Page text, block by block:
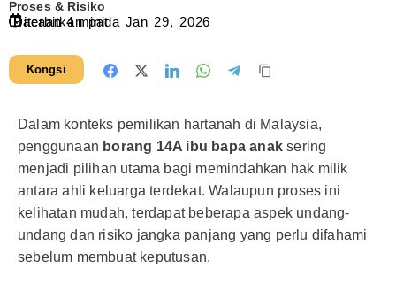
Proses & Risiko
Diterbitkan pada Jan 29, 2026
Bacaan4 minit
Kongsi
Dalam konteks pemilikan hartanah di Malaysia,
penggunaan borang 14A ibu bapa anak sering
menjadi pilihan utama bagi memindahkan hak milik
antara ahli keluarga terdekat. Walaupun proses ini
kelihatan mudah, terdapat beberapa aspek undang-
undang dan risiko jangka panjang yang perlu difahami
sebelum membuat keputusan.